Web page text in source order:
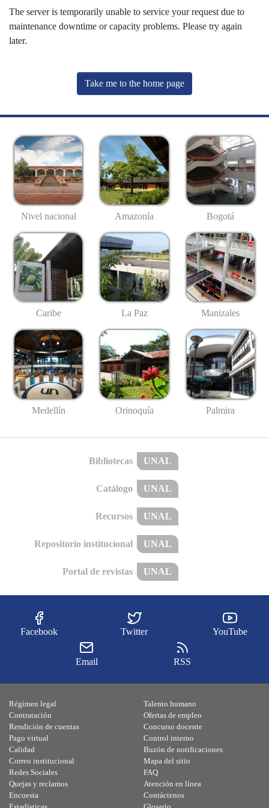
The server is temporarily unable to service your request due to
maintenance downtime or capacity problems. Please try again
later.
Take me to the home page
Nivel nacional Amazonía Bogotá
Caribe La Paz Manizales
Medellín Orinoquía Palmira
Bibliotecas UNAL
Catálogo UNAL
Recursos UNAL
Repositorio institucional UNAL
Portal de revistas UNAL
Facebook Twitter YouTube
Email RSS
Régimen legal
Contratación
Rendición de cuentas
Pago virtual
Calidad
Talento humano
Ofertas de empleo
Concurso docente
Control interno
Buzón de notificaciones
Correo institucional
Redes Sociales
Quejas y reclamos
Encuesta
Mapa del sitio
FAQ
Atención en línea
Contáctenos